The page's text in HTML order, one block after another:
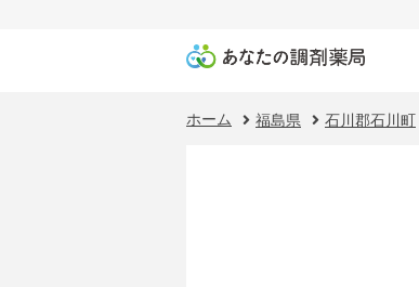
ホーム 福島県 石川郡石川町